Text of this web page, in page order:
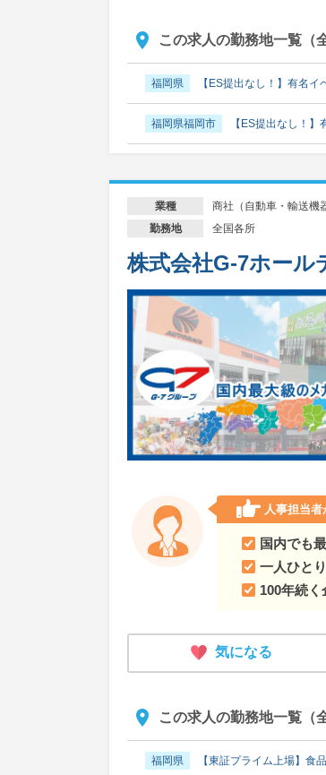
この求人の勤務地一覧（
福岡県 【ES提出なし！】有名
福岡県福岡市 【ES提出なし！
業種 商社（自動車・輸送機
勤務地 全国各所
株式会社G-7ホール
人事担当者
国内でも
一人ひと
100年続く
気になる
この求人の勤務地一覧（
福岡県 【東証プライム上場】食